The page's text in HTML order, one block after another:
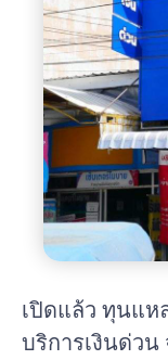
เปิดแล้ว ทุนแห
บริการเงินด่ว